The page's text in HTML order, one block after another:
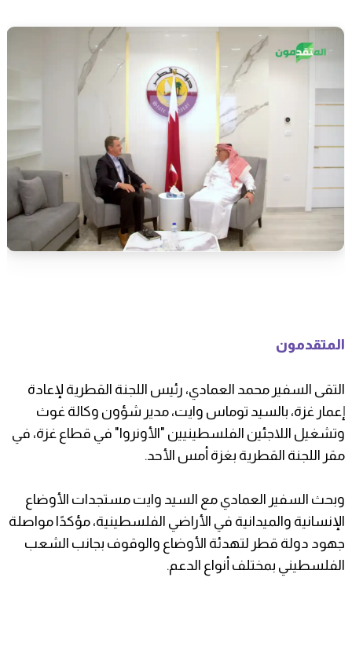
المتقدمون
التقى السفير محمد العمادي، رئيس اللجنة القطرية لإعادة
إعمار غزة، بالسيد توماس وايت، مدير شؤون وكالة غوث
وتشغيل اللاجئين الفلسطينيين "الأونروا" في قطاع غزة، في
مقر اللجنة القطرية بغزة أمس الأحد.
وبحث السفير العمادي مع السيد وايت مستجدات الأوضاع
الإنسانية والميدانية في الأراضي الفلسطينية، مؤكدًا مواصلة
جهود دولة قطر لتهدئة الأوضاع والوقوف بجانب الشعب
الفلسطيني بمختلف أنواع الدعم.